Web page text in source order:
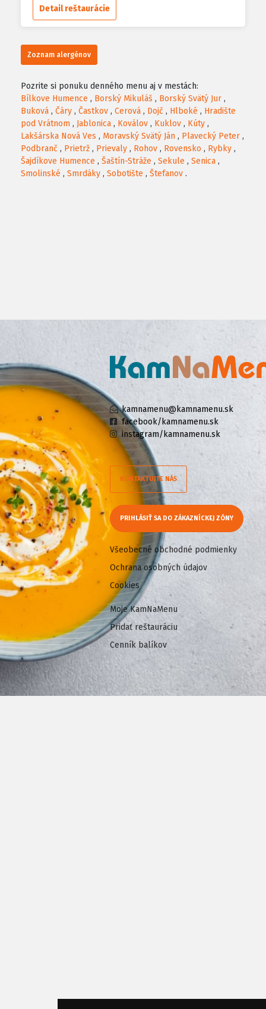
Detail reštaurácie
Zoznam alergénov
Pozrite si ponuku denného menu aj v mestách:
Bílkove Humence , Borský Mikuláš , Borský Svätý Jur ,
Buková , Čáry , Častkov , Cerová , Dojč , Hlboké , Hradište
pod Vrátnom , Jablonica , Koválov , Kuklov , Kúty ,
Lakšárska Nová Ves , Moravský Svätý Ján , Plavecký Peter ,
Podbranč , Prietrž , Prievaly , Rohov , Rovensko , Rybky ,
Šajdíkove Humence , Šaštín-Stráže , Sekule , Senica ,
Smolinské , Smrdáky , Sobotište , Štefanov .
kamnamenu@kamnamenu.sk
facebook/kamnamenu.sk
instagram/kamnamenu.sk
KONTAKTUJTE NÁS
PRIHLÁSIŤ SA DO ZÁKAZNÍCKEJ ZÓNY
Všeobecné obchodné podmienky
Ochrana osobných údajov
Cookies
Moje KamNaMenu
Pridať reštauráciu
Cenník balíkov